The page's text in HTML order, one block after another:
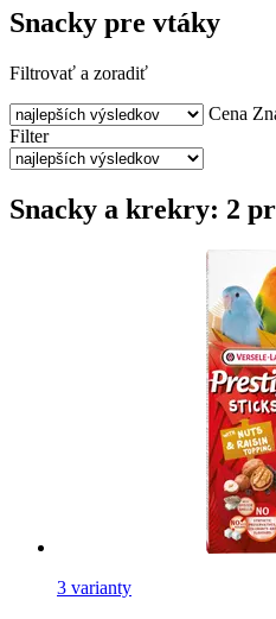
Snacky pre vtáky
Filtrovať a zoradiť
Cena
Filter
Snacky a krekry: 2
3 varianty